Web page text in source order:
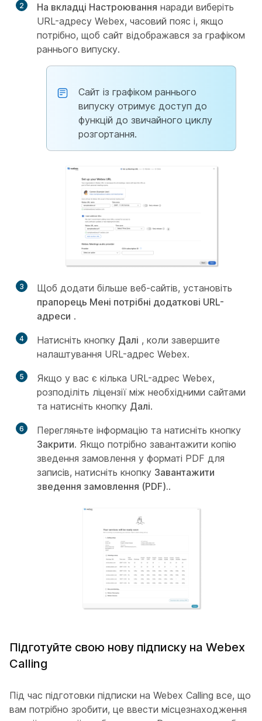
2 На вкладці Настроювання наради виберіть
URL-адресу Webex, часовий пояс і, якщо
потрібно, щоб сайт відображався за графіком
раннього випуску.
Сайт із графіком раннього
випуску отримує доступ до
функцій до звичайного циклу
розгортання.
3
Щоб додати більше веб-сайтів, установіть
прапорець Мені потрібні додаткові URL-
адреси .
4 Натисніть кнопку Далі , коли завершите
налаштування URL-адрес Webex.
5
Якщо у вас є кілька URL-адрес Webex,
розподіліть ліцензії між необхідними сайтами
та натисніть кнопку Далі.
6
Перегляньте інформацію та натисніть кнопку
Закрити. Якщо потрібно завантажити копію
зведення замовлення у форматі PDF для
записів, натисніть кнопку Завантажити
зведення замовлення (PDF)..
Підготуйте свою нову підписку на Webex
Calling
Під час підготовки підписки на Webex Calling все, що
вам потрібно зробити, це ввести місцезнаходження